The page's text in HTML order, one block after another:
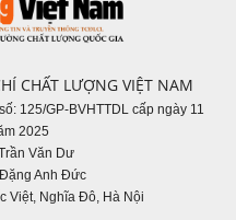
CHẤT LƯỢNG VIỆT NAM
125/GP-BVHTTDL cấp ngày 11
2025
Văn Dư
Anh Đức
Việt, Nghĩa Đô, Hà Nội